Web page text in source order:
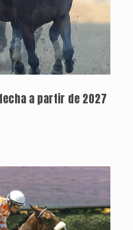
a partir de 2027